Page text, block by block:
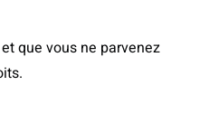
que vous ne parvenez